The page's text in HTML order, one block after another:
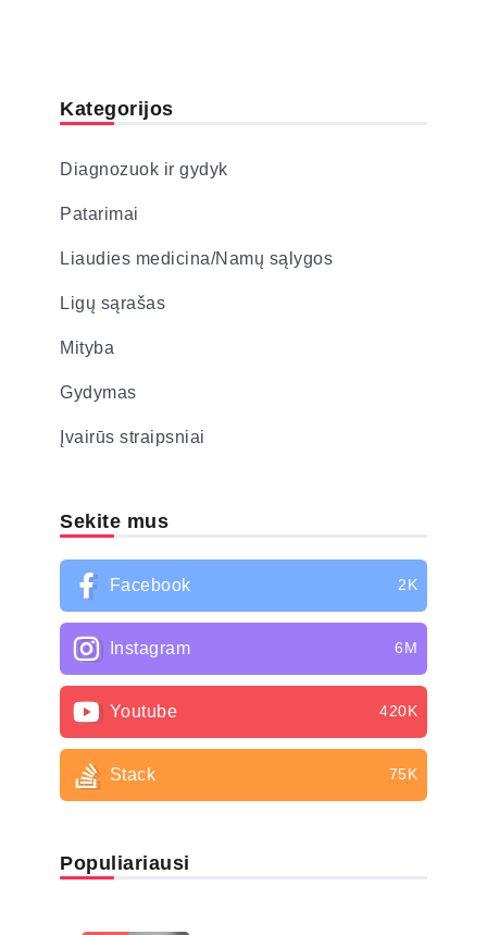
Kategorijos
Diagnozuok ir gydyk
Patarimai
Liaudies medicina/Namų sąlygos
Ligų sąrašas
Mityba
Gydymas
Įvairūs straipsniai
Sekite mus
Facebook 2K
Instagram 6M
Youtube 420K
Stack 75K
Populiariausi